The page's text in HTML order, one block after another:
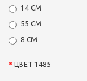
14 СМ
55 СМ
8 СМ
ЦВЕТ 1485